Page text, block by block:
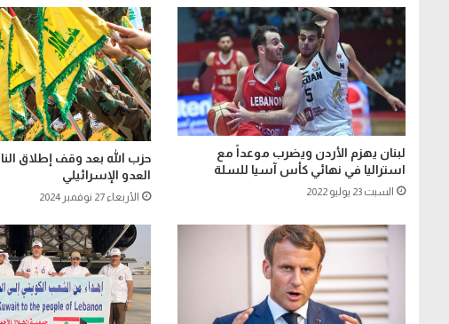
لبنان يهزم الأردن ويضرب موعداً مع
استراليا في نهائي كأس آسيا للسلة
السبت 23 يوليو 2022
حزب الله بعد وقف إطلاق
العدو الإسرائيلي
الأربعاء 27 نوفمبر 2024